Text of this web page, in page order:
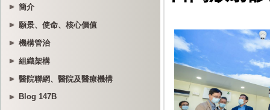
簡介
願景、使命、核心價值
機構管治
組織架構
醫院聯網、醫院及醫療機構
Blog 147B